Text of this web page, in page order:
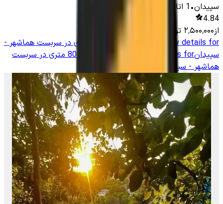
سپیدان•
1 اتاق
4.84
از۲٬۵۰۰٬۰۰۰ تومان
View details for
باغ ویلا دو خوابه 80 متری در سربست هماشهر -
سپیدانView details for
باغ ویلا دو خوابه 80 متری در سربست
هماشهر - سپیدان